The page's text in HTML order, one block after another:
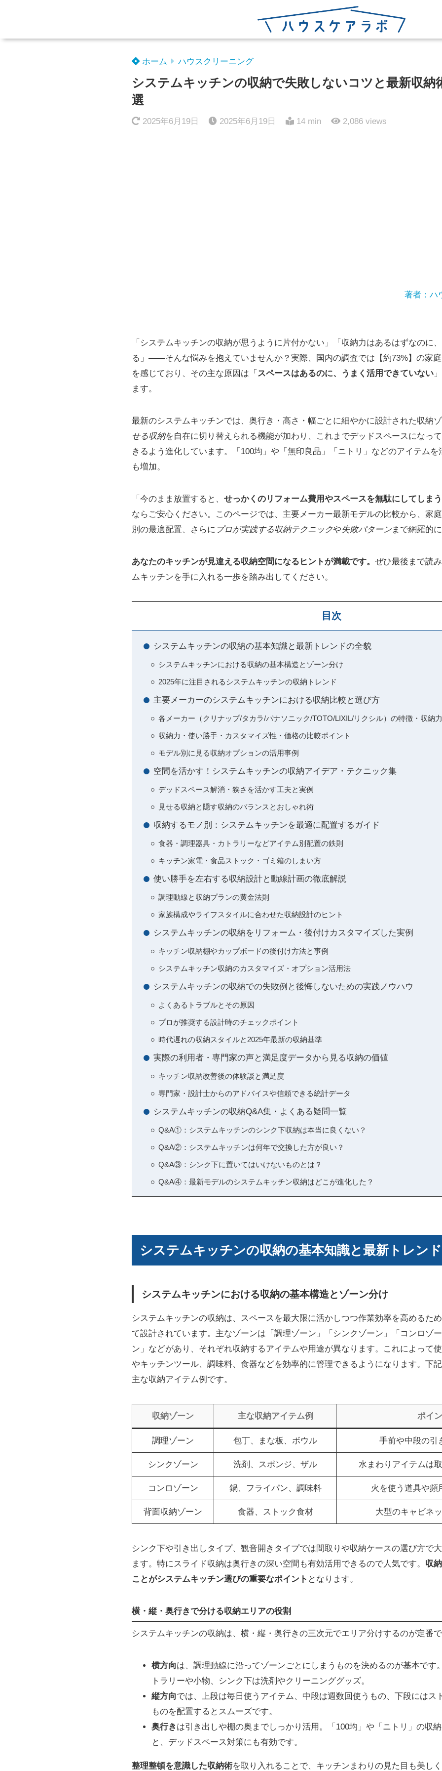
ホーム ハウスクリーニング
システムキッチンの収納で失敗しないコツと最新収納
選
2025年6月19日 2025年6月19日 14 min 2,086 views
著者：ハ
「システムキッチンの収納が思うように片付かない」「収納力はあるはずなのに
る」――そんな悩みを抱えていませんか？実際、国内の調査では【約73%】の家
を感じており、その主な原因は「 スペースはあるのに、うまく活用できていない
ます。
最新のシステムキッチンでは、奥行き・高さ・幅ごとに細やかに設計された収納ゾ
せる収納を自在に切り替えられる機能が加わり、これまでデッドスペースになっ
きるよう進化しています。「100均」や「無印良品」「ニトリ」などのアイテムを
も増加。
「今のまま放置すると、 せっかくのリフォーム費用やスペースを無駄にしてしま
ならご安心ください。このページでは、主要メーカー最新モデルの比較から、家
別の最適配置、さらに プロが実践する収納テクニックや失敗パターンまで網羅的に
あなたのキッチンが見違える収納空間になるヒントが満載です。 ぜひ最後まで読
ムキッチンを手に入れる一歩を踏み出してください。
目次
システムキッチンの収納の基本知識と最新トレンドの全貌
システムキッチンにおける収納の基本構造とゾーン分け
2025年に注目されるシステムキッチンの収納トレンド
主要メーカーのシステムキッチンにおける収納比較と選び方
各メーカー（クリナップ/タカラ/パナソニック/TOTO/LIXIL/リクシル）の特徴・収納
収納力・使い勝手・カスタマイズ性・価格の比較ポイント
モデル別に見る収納オプションの活用事例
空間を活かす！システムキッチンの収納アイデア・テクニック集
デッドスペース解消・狭さを活かす工夫と実例
見せる収納と隠す収納のバランスとおしゃれ術
収納するモノ別：システムキッチンを最適に配置するガイド
食器・調理器具・カトラリーなどアイテム別配置の鉄則
キッチン家電・食品ストック・ゴミ箱のしまい方
使い勝手を左右する収納設計と動線計画の徹底解説
調理動線と収納プランの黄金法則
家族構成やライフスタイルに合わせた収納設計のヒント
システムキッチンの収納をリフォーム・後付けカスタマイズした実例
キッチン収納棚やカップボードの後付け方法と事例
システムキッチン収納のカスタマイズ・オプション活用法
システムキッチンの収納での失敗例と後悔しないための実践ノウハウ
よくあるトラブルとその原因
プロが推奨する設計時のチェックポイント
時代遅れの収納スタイルと2025年最新の収納基準
実際の利用者・専門家の声と満足度データから見る収納の価値
キッチン収納改善後の体験談と満足度
専門家・設計士からのアドバイスや信頼できる統計データ
システムキッチンの収納Q&A集・よくある疑問一覧
Q&A①：システムキッチンのシンク下収納は本当に良くない？
Q&A②：システムキッチンは何年で交換した方が良い？
Q&A③：シンク下に置いてはいけないものとは？
Q&A④：最新モデルのシステムキッチン収納はどこが進化した？
システムキッチンの収納の基本知識と最新トレン
システムキッチンにおける収納の基本構造とゾーン分け
システムキッチンの収納は、スペースを最大限に活かしつつ作業効率を高めるた
て設計されています。主なゾーンは「調理ゾーン」「シンクゾーン」「コンロゾ
ン」などがあり、それぞれ収納するアイテムや用途が異なります。これによって
やキッチンツール、調味料、食器などを効率的に管理できるようになります。下
主な収納アイテム例です。
収納ゾーン 主な収納アイテム例 ポイ
調理ゾーン 包丁、まな板、ボウル 手前や中段の引
シンクゾーン 洗剤、スポンジ、ザル 水まわりアイテムは
コンロゾーン 鍋、フライパン、調味料 火を使う道具や頻
背面収納ゾーン 食器、ストック食材 大型のキャビネ
シンク下や引き出しタイプ、観音開きタイプでは間取りや収納ケースの選び方で
ます。特にスライド収納は奥行きの深い空間も有効活用できるので人気です。 収
ことがシステムキッチン選びの重要なポイント となります。
横・縦・奥行きで分ける収納エリアの役割
システムキッチンの収納は、横・縦・奥行きの三次元でエリア分けするのが定番で
横方向は、調理動線に沿ってゾーンごとにしまうものを決めるのが基本です
トラリーや小物、シンク下は洗剤やクリーニンググッズ。
縦方向では、上段は毎日使うアイテム、中段は週数回使うもの、下段にはス
ものを配置するとスムーズです。
奥行き は引き出しや棚の奥までしっかり活用。「100均」や「ニトリ」の収
と、デッドスペース対策にも有効です。
整理整頓を意識した収納術を取り入れることで、キッチンまわりの見た目も美し